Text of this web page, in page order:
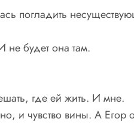
погладить
будет она там.
где ей жить. И мне.
и чувство вины. А Егор